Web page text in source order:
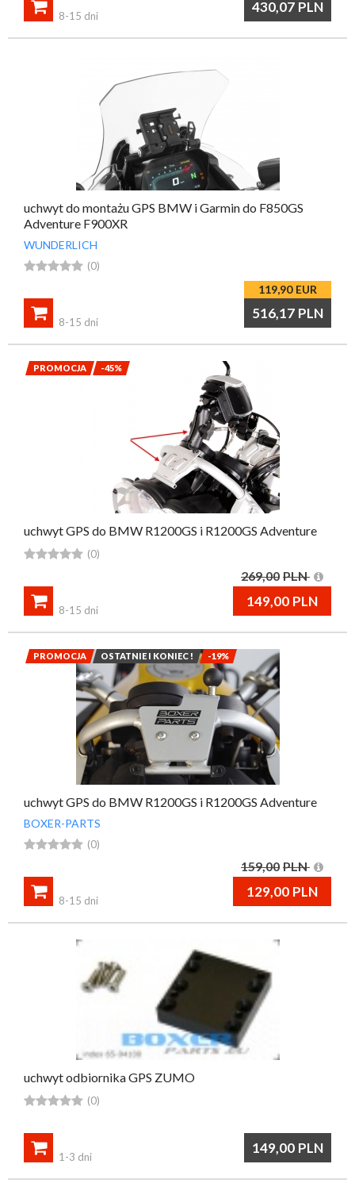
430,07 PLN

8-15 dni
uchwyt do montażu GPS BMW i Garmin do F850GS
Adventure F900XR
WUNDERLICH
 (0)
119,90 EUR
516,17 PLN

8-15 dni
PROMOCJA -45%
uchwyt GPS do BMW R1200GS i R1200GS Adventure
 (0)
269,00 PLN
149,00 PLN

8-15 dni
PROMOCJA OSTATNIE I KONIEC ! -19%
uchwyt GPS do BMW R1200GS i R1200GS Adventure
BOXER-PARTS
 (0)
159,00 PLN
129,00 PLN

8-15 dni
uchwyt odbiornika GPS ZUMO
 (0)
149,00 PLN

1-3 dni